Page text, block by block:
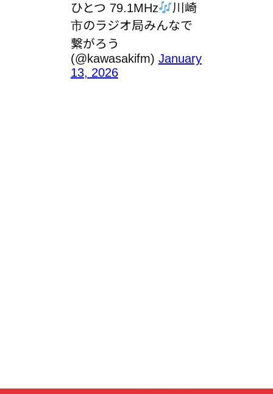
ひとつ 79.1MHz
川崎
市のラジオ局みんなで
繋がろう
(@kawasakifm) January
13, 2026